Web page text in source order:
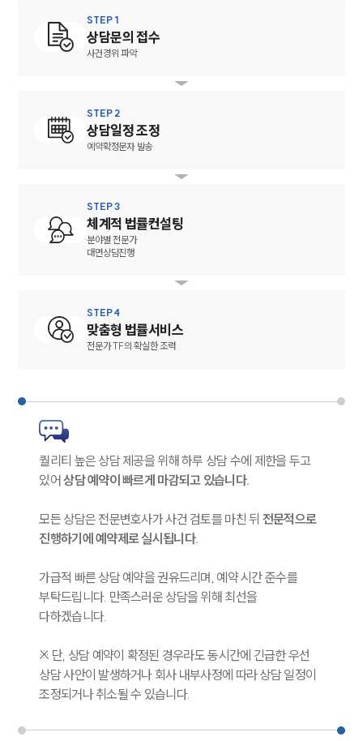
뉴스레터/브로슈어
대륜법률상담예약
대륜법률상담예약
STEP 1
상담문의 접수
사건경위 파악
STEP 2
상담일정 조정
예약확정문자 발송
STEP 3
체계적 법률컨설팅
분야별 전문가
대면상담진행
STEP 4
맞춤형 법률서비스
전문가 TF의 확실한 조력
퀄리티 높은 상담 제공을 위해 하루 상담 수에 제한을 두고
있어상담 예약이 빠르게 마감되고 있습니다.
모든 상담은 전문변호사가 사건 검토를 마친 뒤 전문적으로
진행하기에 예약제로 실시됩니다.
가급적 빠른 상담 예약을 권유드리며, 예약 시간 준수를
부탁드립니다. 만족스러운 상담을 위해 최선을
다하겠습니다.
※ 단, 상담 예약이 확정된 경우라도 동시간에 긴급한 우선
상담 사안이 발생하거나 회사 내부사정에 따라 상담 일정이
조정되거나 취소될 수 있습니다.